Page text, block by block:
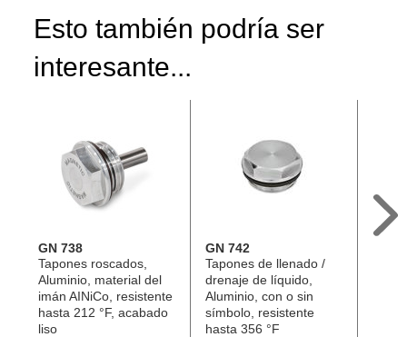
Esto también podría ser
interesante...
GN 738
Tapones roscados,
Aluminio, material del
imán AINiCo, resistente
hasta 212 °F, acabado
liso
GN 742
Tapones de llenado /
drenaje de líquido,
Aluminio, con o sin
símbolo, resistente
hasta 356 °F